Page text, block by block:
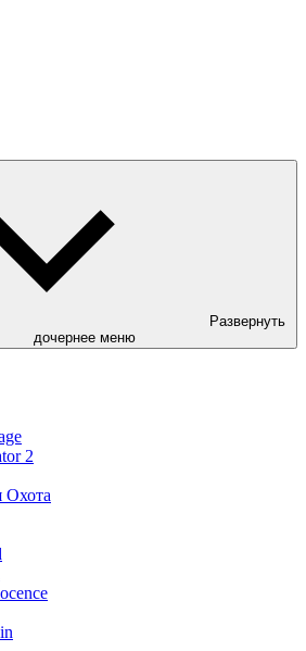
Развернуть
дочернее меню
2
Охота